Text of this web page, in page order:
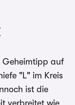
Geheimtipp auf
"L" im Kreis
ist die
verbreitet wie